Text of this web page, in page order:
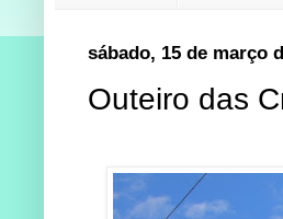
sábado, 15 de março
Outeiro das